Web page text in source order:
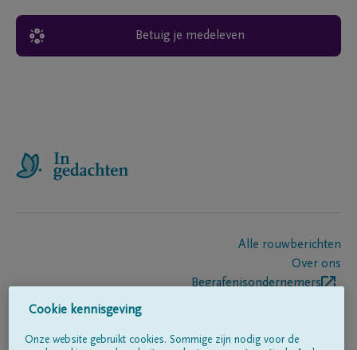
Betuig je medeleven
Alle rouwberichten
Over ons
Begrafenisondernemers
Cookie kennisgeving
Onze website gebruikt cookies. Sommige zijn nodig voor de